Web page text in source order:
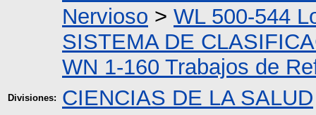
Nervioso > WL 500-544
SISTEMA DE
WN 1-160 Trabajos de
Divisiones: CIENCIAS DE LA SALUD